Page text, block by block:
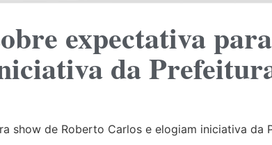
expectativa
da